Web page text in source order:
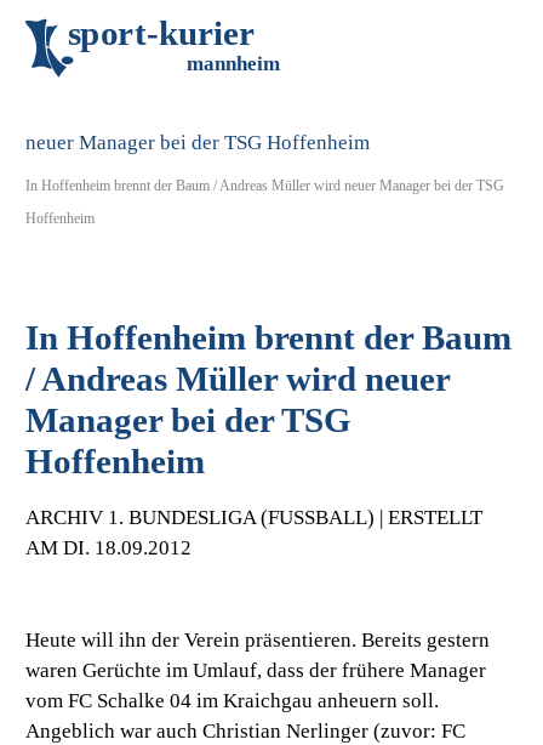
sport-kurier
mannheim
In Hoffenheim brennt der Baum / Andreas Müller wird neuer Manager bei der TSG
Hoffenheim
In Hoffenheim brennt der Baum
/ Andreas Müller wird neuer
Manager bei der TSG
Hoffenheim
ARCHIV 1. BUNDESLIGA (FUSSBALL) | ERSTELLT A
M DI. 18.09.2012
Heute will ihn der Verein präsentieren. Bereits gestern
waren Gerüchte im Umlauf, dass der frühere Manager
vom FC Schalke 04 im Kraichgau anheuern soll.
Angeblich war auch Christian Nerlinger (zuvor: FC